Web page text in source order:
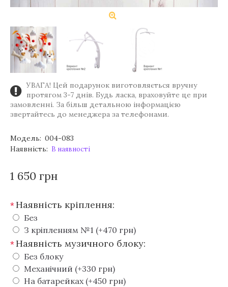
УВАГА! Цей подарунок виготовляється вручну
протягом 3-7 днів. Будь ласка, враховуйте це при
замовленні. За більш детальною інформацією
звертайтесь до менеджера за телефонами.
Модель: 004-083
Наявність: В наявності
1 650 грн
*Наявність кріплення:
Без
З кріпленням №1 (+470 грн)
*Наявність музичного блоку:
Без блоку
Механічний (+330 грн)
На батарейках (+450 грн)